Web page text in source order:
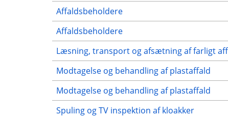
Affaldsbeholdere
Affaldsbeholdere
Læsning, transport og afsætning af farligt
Modtagelse og behandling af plastaffald
Modtagelse og behandling af plastaffald
Spuling og TV inspektion af kloakker